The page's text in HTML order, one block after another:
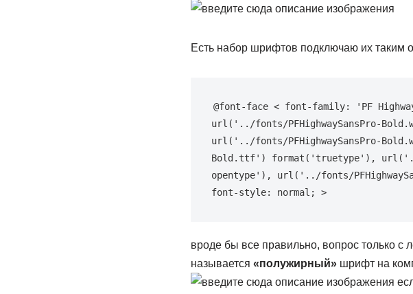
Есть набор шрифтов подключаю их таким
@font-face < font-family: 'PF
url('../fonts/PFHighwaySansPro-
url('../fonts/PFHighwaySansPro-
Bold.ttf') format('truetype'), url('../
opentype'), url('../fonts/
font-style: normal; >
вроде бы все правильно, вопрос только с
называется «полужирный»шрифт на